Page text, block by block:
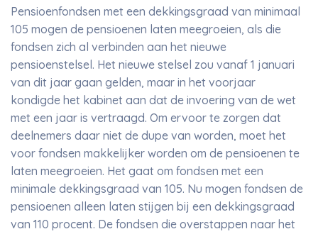
Pensioenfondsen met een dekkingsgraad van minimaal
105 mogen de pensioenen laten meegroeien, als die
fondsen zich al verbinden aan het nieuwe
pensioenstelsel. Het nieuwe stelsel zou vanaf 1 januari
van dit jaar gaan gelden, maar in het voorjaar
kondigde het kabinet aan dat de invoering van de wet
met een jaar is vertraagd. Om ervoor te zorgen dat
deelnemers daar niet de dupe van worden, moet het
voor fondsen makkelijker worden om de pensioenen te
laten meegroeien. Het gaat om fondsen met een
minimale dekkingsgraad van 105. Nu mogen fondsen de
pensioenen alleen laten stijgen bij een dekkingsgraad
van 110 procent. De fondsen die overstappen naar het